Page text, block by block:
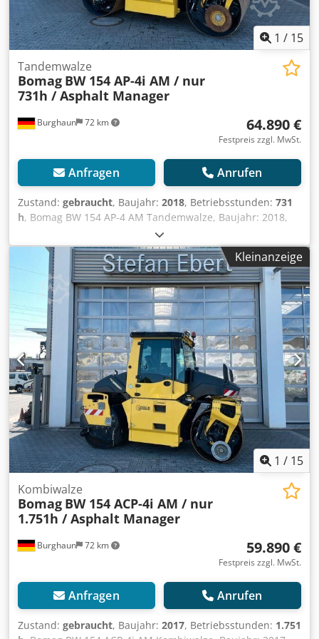
1 / 15
Burghaun 72 km
Tandemwalze
Bomag BW 154 AP-4i AM / nur
731h / Asphalt Manager
64.890 €
Festpreis zzgl. MwSt.
Anfragen Anrufen
Zustand: gebraucht, Baujahr: 2018, Betriebsstunden: 731
h, Bomag BW 154 AP-4 AM Tandemwalze, Baujahr: 2018,
Betriebsstunden: nur 731h, Motor: Kubota[55,4kW/75PS],
Asphalt Manager 2, Gewicht: 7.300kg, Glattbandbandage,
guter Zustand, sofort Einsatzbereit, Cedpfx Amjzq
Tzyogsha Auf Wunsch unterbreiten wir Ihnen ein Leasing-
oder Finanzierungsangebot, Herr Mihm(Tel. betreut Sie
gerne., Weitere Informationen finden Sie auf unserer
Homepage., Irrtümer und Zwischenverkauf vorbehalten!
englisch:, Bomag BW 154 AP-4 AM tandem roller, Year of
manufacture: 2018, Operating hours: only 731h, Engine:
Kubota [55.4 kW/75 PS], Asphalt Manager 2, Weight: 7.300
kg, Smooth-surface drum, good condition, ready for
immediate use, Upon request, we will provide you with a
leasing or financing offer; Mr. Mihm (Tel. will be happy to
assist you. Further information can be found on our
website. Subject to errors and prior sale! - = Weitere
Informationen = Wenden Sie sich an Tobias Ebert, um
weitere Informationen zu erhalten.
Kleinanzeige
1 / 15
Burghaun 72 km
Kombiwalze
Bomag BW 154 ACP-4i AM / nur
1.751h / Asphalt Manager
59.890 €
Festpreis zzgl. MwSt.
Anfragen Anrufen
Zustand: gebraucht, Baujahr: 2017, Betriebsstunden: 1.751